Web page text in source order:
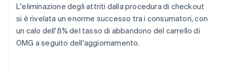
L'eliminazione degli attriti dalla procedura di checkout
si è rivelata un enorme successo tra i consumatori, con
un calo dell'8% del tasso di abbandono del carrello di
OMG a seguito dell'aggiornamento.